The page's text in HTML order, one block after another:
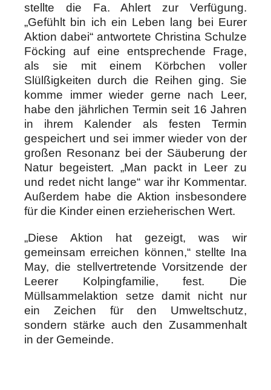
stellte die Fa. Ahlert zur Verfügung.
„Gefühlt bin ich ein Leben lang bei Eurer
Aktion dabei“ antwortete Christina Schulze
Föcking auf eine entsprechende Frage,
als sie mit einem Körbchen voller
Slülßigkeiten durch die Reihen ging. Sie
komme immer wieder gerne nach Leer,
habe den jährlichen Termin seit 16 Jahren
in ihrem Kalender als festen Termin
gespeichert und sei immer wieder von der
großen Resonanz bei der Säuberung der
Natur begeistert. „Man packt in Leer zu
und redet nicht lange“ war ihr Kommentar.
Außerdem habe die Aktion insbesondere
für die Kinder einen erzieherischen Wert.
„Diese Aktion hat gezeigt, was wir
gemeinsam erreichen können,“ stellte Ina
May, die stellvertretende Vorsitzende der
Leerer Kolpingfamilie, fest. Die
Müllsammelaktion setze damit nicht nur
ein Zeichen für den Umweltschutz,
sondern stärke auch den Zusammenhalt
in der Gemeinde.